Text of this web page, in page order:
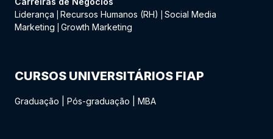
Liderança
Recursos Humanos (RH)
Social Media
Marketing
Growth Marketing
CURSOS UNIVERSITÁRIOS FIAP
Graduação Pós-graduação MBA